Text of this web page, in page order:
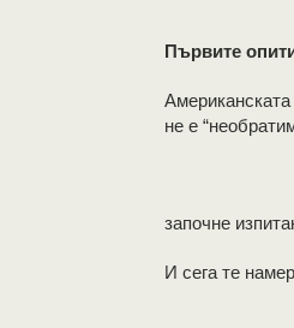
Първите
не е
започне
И сега те